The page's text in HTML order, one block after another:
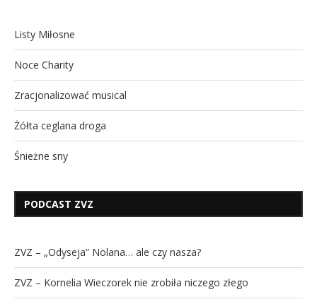
Listy Miłosne
Noce Charity
Zracjonalizować musical
Żółta ceglana droga
Śnieżne sny
PODCAST ZVZ
ZVZ – „Odyseja” Nolana… ale czy nasza?
ZVZ – Kornelia Wieczorek nie zrobiła niczego złego